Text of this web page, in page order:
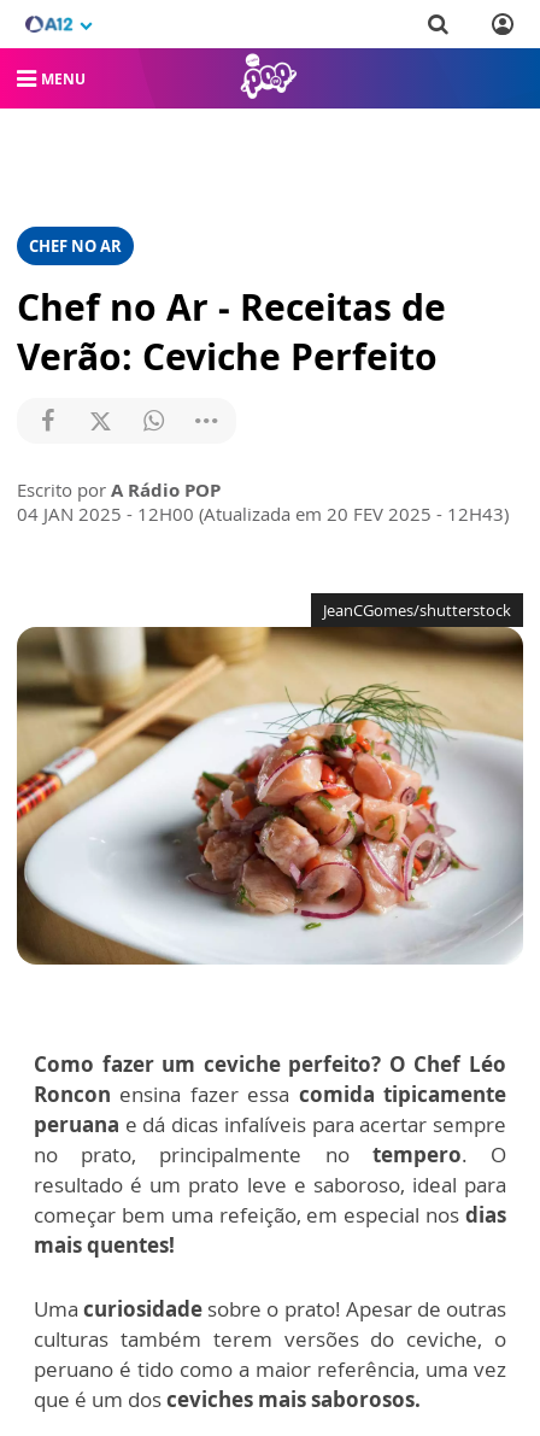
MENU
CHEF NO AR
Chef no Ar - Receitas de
Verão: Ceviche Perfeito
Escrito por A Rádio POP
04 JAN 2025 - 12H00 (Atualizada em 20 FEV 2025 - 12H43)
JeanCGomes/shutterstock
Como fazer um ceviche perfeito? O Chef Léo
Roncon ensina fazer essa comida tipicamente
peruana e dá dicas infalíveis para acertar sempre
no prato, principalmente no tempero. O
resultado é um prato leve e saboroso, ideal para
começar bem uma refeição, em especial nos dias
mais quentes!
Umacuriosidade sobre o prato! Apesar de outras
culturas também terem versões do ceviche, o
peruano é tido como a maior referência, uma vez
que é um dosceviches mais saborosos.